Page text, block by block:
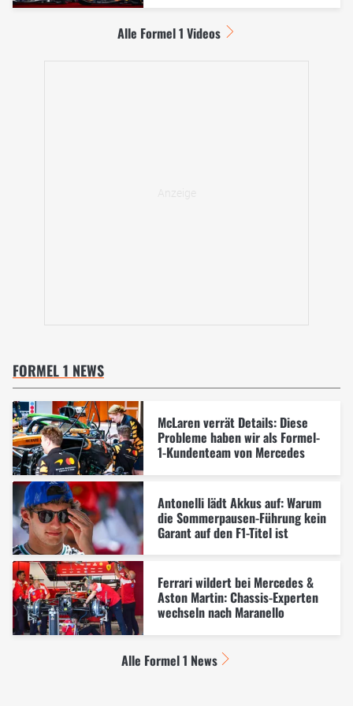
Alle Formel 1 Videos
FORMEL 1 NEWS
McLaren verrät Details: Diese
Probleme haben wir als Formel-
1-Kundenteam von Mercedes
Antonelli lädt Akkus auf: Warum
die Sommerpausen-Führung kein
Garant auf den F1-Titel ist
Ferrari wildert bei Mercedes &
Aston Martin: Chassis-Experten
wechseln nach Maranello
Alle Formel 1 News